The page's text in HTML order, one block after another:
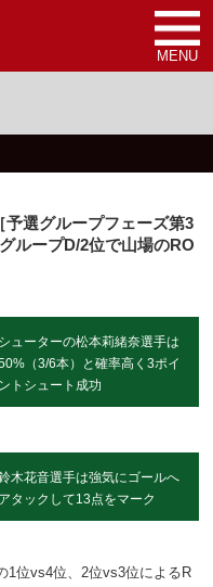
MENU
予選グループフェーズ第3
ループD/2位で山場のRO
シューターの松本莉緒奈選手は
（3/6本）と確率高く3ポイ
ントシュート成功
木花音選手は強気にゴールへ
アタックして13点をマーク
1位vs4位、2位vs3位によるR